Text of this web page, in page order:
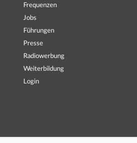
Frequenzen
Jobs
Führungen
Presse
Radiowerbung
Weiterbildung
Login